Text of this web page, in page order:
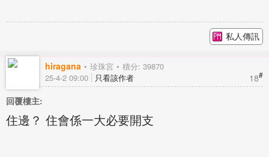
私人傳訊
hiragana 珍珠宮 積分: 39870
18#
25-4-2 09:00 只看該作者
回覆樓主:
住邊？ 住會係一大必要開支